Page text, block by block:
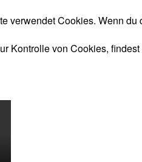
verwendet Cookies. Wenn
Kontrolle von Cookies, findest